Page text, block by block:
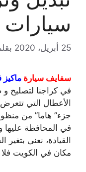
سيارات
25 أبريل، 2020
سفايف سيارة ماكيز
في كراجنا لتصليح
الأعطال التي
جزء” هاما” من
في المحافظة عليها
القيادة، نعنى
مكان في الكويت فلا